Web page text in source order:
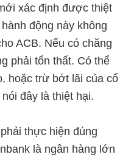
xác định được thiệt
động này không
ACB. Nếu có chăng
phải tổn thất. Có thể
hoặc trừ bớt lãi của cổ
đây là thiệt hại.
thực hiện đúng
là ngân hàng lớn